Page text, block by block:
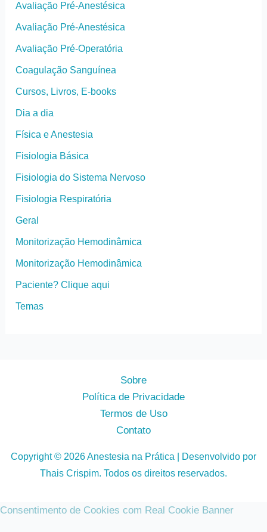
Avaliação Pré-Anestésica
Avaliação Pré-Anestésica
Avaliação Pré-Operatória
Coagulação Sanguínea
Cursos, Livros, E-books
Dia a dia
Física e Anestesia
Fisiologia Básica
Fisiologia do Sistema Nervoso
Fisiologia Respiratória
Geral
Monitorização Hemodinâmica
Monitorização Hemodinâmica
Paciente? Clique aqui
Temas
Sobre
Política de Privacidade
Termos de Uso
Contato
Copyright © 2026 Anestesia na Prática | Desenvolvido por
Thais Crispim. Todos os direitos reservados.
Consentimento de Cookies com Real Cookie Banner